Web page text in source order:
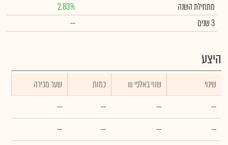
מתחילת השנה
2.83%
3 שנים
--
היצע
שינוי ₪ שווי באלפי כמות
שער מכירה
--
--
--
--
--
--
--
--